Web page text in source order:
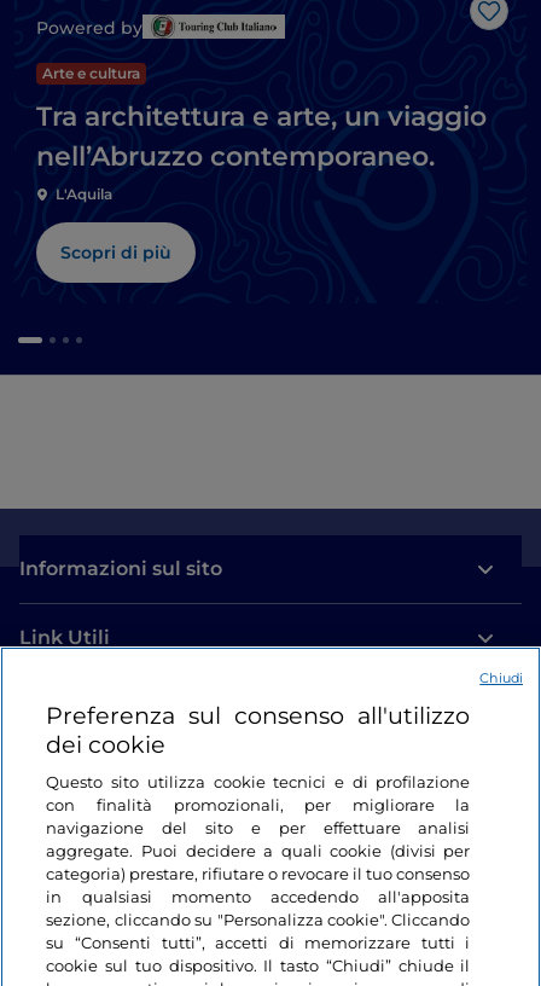
Like
Powered by
Arte e cultura
Tra architettura e arte, un viaggio
nell’Abruzzo contemporaneo.
L'Aquila
Scopri di più
Informazioni sul sito
Link Utili
Login
Restiamo in contatto
Preferenza sul consenso all'utilizzo
dei cookie
Questo sito utilizza cookie tecnici e di profilazione
con finalità promozionali, per migliorare la
navigazione del sito e per effettuare analisi
aggregate. Puoi decidere a quali cookie (divisi per
categoria) prestare, rifiutare o revocare il tuo consenso
in qualsiasi momento accedendo all'apposita
sezione, cliccando su "Personalizza cookie". Cliccando
su “Consenti tutti”, accetti di memorizzare tutti i
cookie sul tuo dispositivo. Il tasto “Chiudi” chiude il
Chiudi